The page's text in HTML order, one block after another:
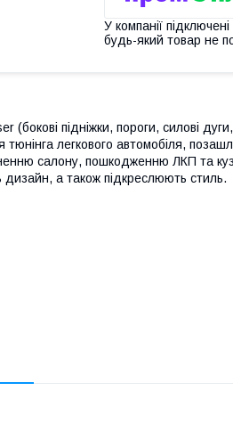
У компанії
будь-який товар не
(бокові підніжки, пороги, силові
легкового автомобіля,
салону, пошкодженню ЛКП та
дизайн, а також підкреслюють стиль.